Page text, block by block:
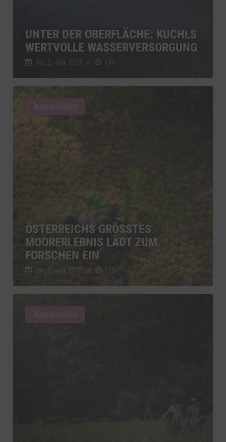
UNTER DER OBERFLÄCHE: KUCHLS
WERTVOLLE WASSERVERSORGUNG
Do., 2. Juli. 2026 // 137
ÖSTERREICHS GRÖSSTES M
OORERLEBNIS LÄDT ZUM F
ORSCHEN EIN
Do., 2. Juli. 2026 // 172